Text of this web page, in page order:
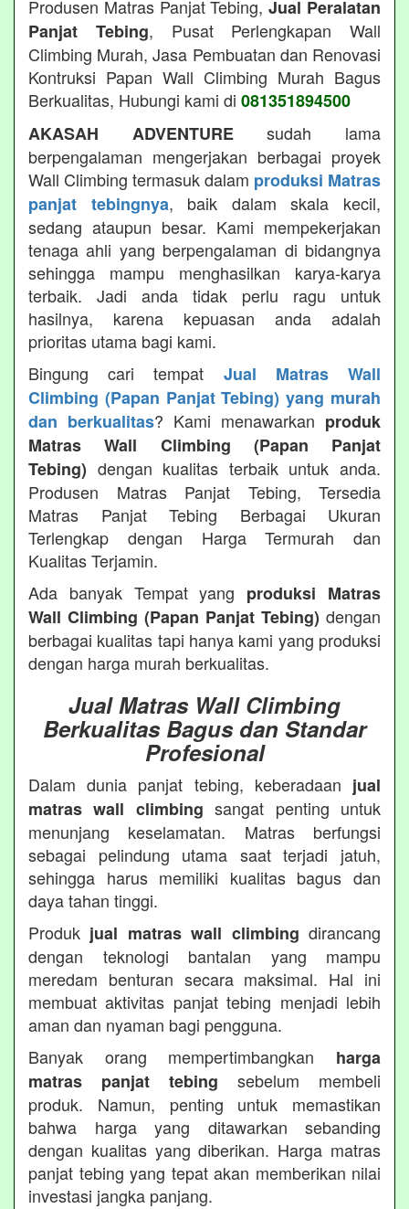
Produsen Matras Panjat Tebing,Jual Peralatan
Panjat Tebing, Pusat Perlengkapan Wall
Climbing Murah, Jasa Pembuatan dan Renovasi
Kontruksi Papan Wall Climbing Murah Bagus
Berkualitas, Hubungi kami di 081351894500
AKASAH ADVENTUREsudah lama
berpengalaman mengerjakan berbagai proyek
Wall Climbing termasuk dalam produksi Matras
panjat tebingnya, baik dalam skala kecil,
sedang ataupun besar. Kami mempekerjakan
tenaga ahli yang berpengalaman di bidangnya
sehingga mampu menghasilkan karya-karya
terbaik. Jadi anda tidak perlu ragu untuk
hasilnya, karena kepuasan anda adalah
prioritas utama bagi kami.
Bingung cari tempat Jual Matras Wall
Climbing (Papan Panjat Tebing) yang murah
dan berkualitas? Kami menawarkan produk
Matras Wall Climbing (Papan Panjat
Tebing) dengan kualitas terbaik untuk anda.
Produsen Matras Panjat Tebing, Tersedia
Matras Panjat Tebing Berbagai Ukuran
Terlengkap dengan Harga Termurah dan
Kualitas Terjamin.
Ada banyak Tempat yang produksi Matras
Wall Climbing (Papan Panjat Tebing) dengan
berbagai kualitas tapi hanya kami yang produksi
dengan harga murah berkualitas.
Jual Matras Wall Climbing
Berkualitas Bagus dan Standar
Profesional
Dalam dunia panjat tebing, keberadaan jual
matras wall climbing sangat penting untuk
menunjang keselamatan. Matras berfungsi
sebagai pelindung utama saat terjadi jatuh,
sehingga harus memiliki kualitas bagus dan
daya tahan tinggi.
Produk jual matras wall climbing dirancang
dengan teknologi bantalan yang mampu
meredam benturan secara maksimal. Hal ini
membuat aktivitas panjat tebing menjadi lebih
aman dan nyaman bagi pengguna.
Banyak orang mempertimbangkan harga
matras panjat tebing sebelum membeli
produk. Namun, penting untuk memastikan
bahwa harga yang ditawarkan sebanding
dengan kualitas yang diberikan. Harga matras
panjat tebing yang tepat akan memberikan nilai
investasi jangka panjang.